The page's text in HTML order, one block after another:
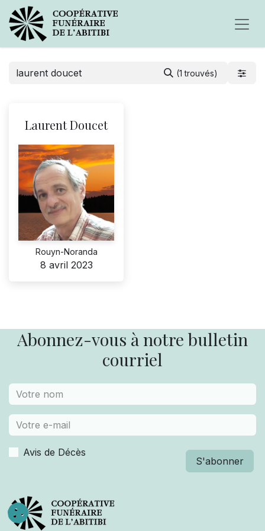
(1 trouvés)
Laurent Doucet
Rouyn-Noranda
8 avril 2023
Abonnez-vous à notre bulletin
courriel
Avis de Décès
S'abonner